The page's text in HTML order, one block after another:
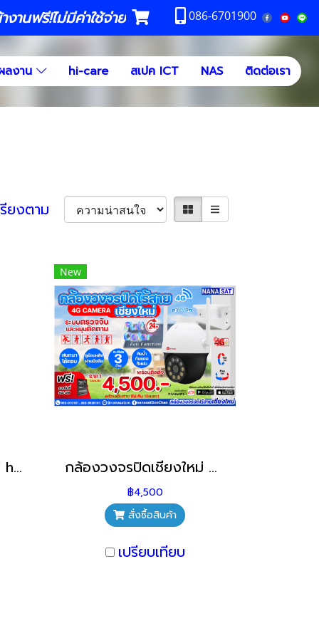
งานฟรี!ไม่มีค่าใช้จ่าย 086-6701900
ลงาน hi-care สเปค ICT NAS ติดต่อเรา
รียงตาม
กล้องวงจรปิดเชียงใหม่ hi-view รุ่น HW-33ROBOT30W กล้องวงจรปิดไร้สายเชียงใหม่
New
กล้องวงจรปิดเชียงใหม่ กล้องวงจรปิดไร้สายใส่ซิม ภายนอก พร้อมติดตั้ง
฿4,500
สั่งซื้อสินค้า
เปรียบเทียบ